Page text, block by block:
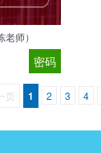
师）
密码
页 1 2 3 4